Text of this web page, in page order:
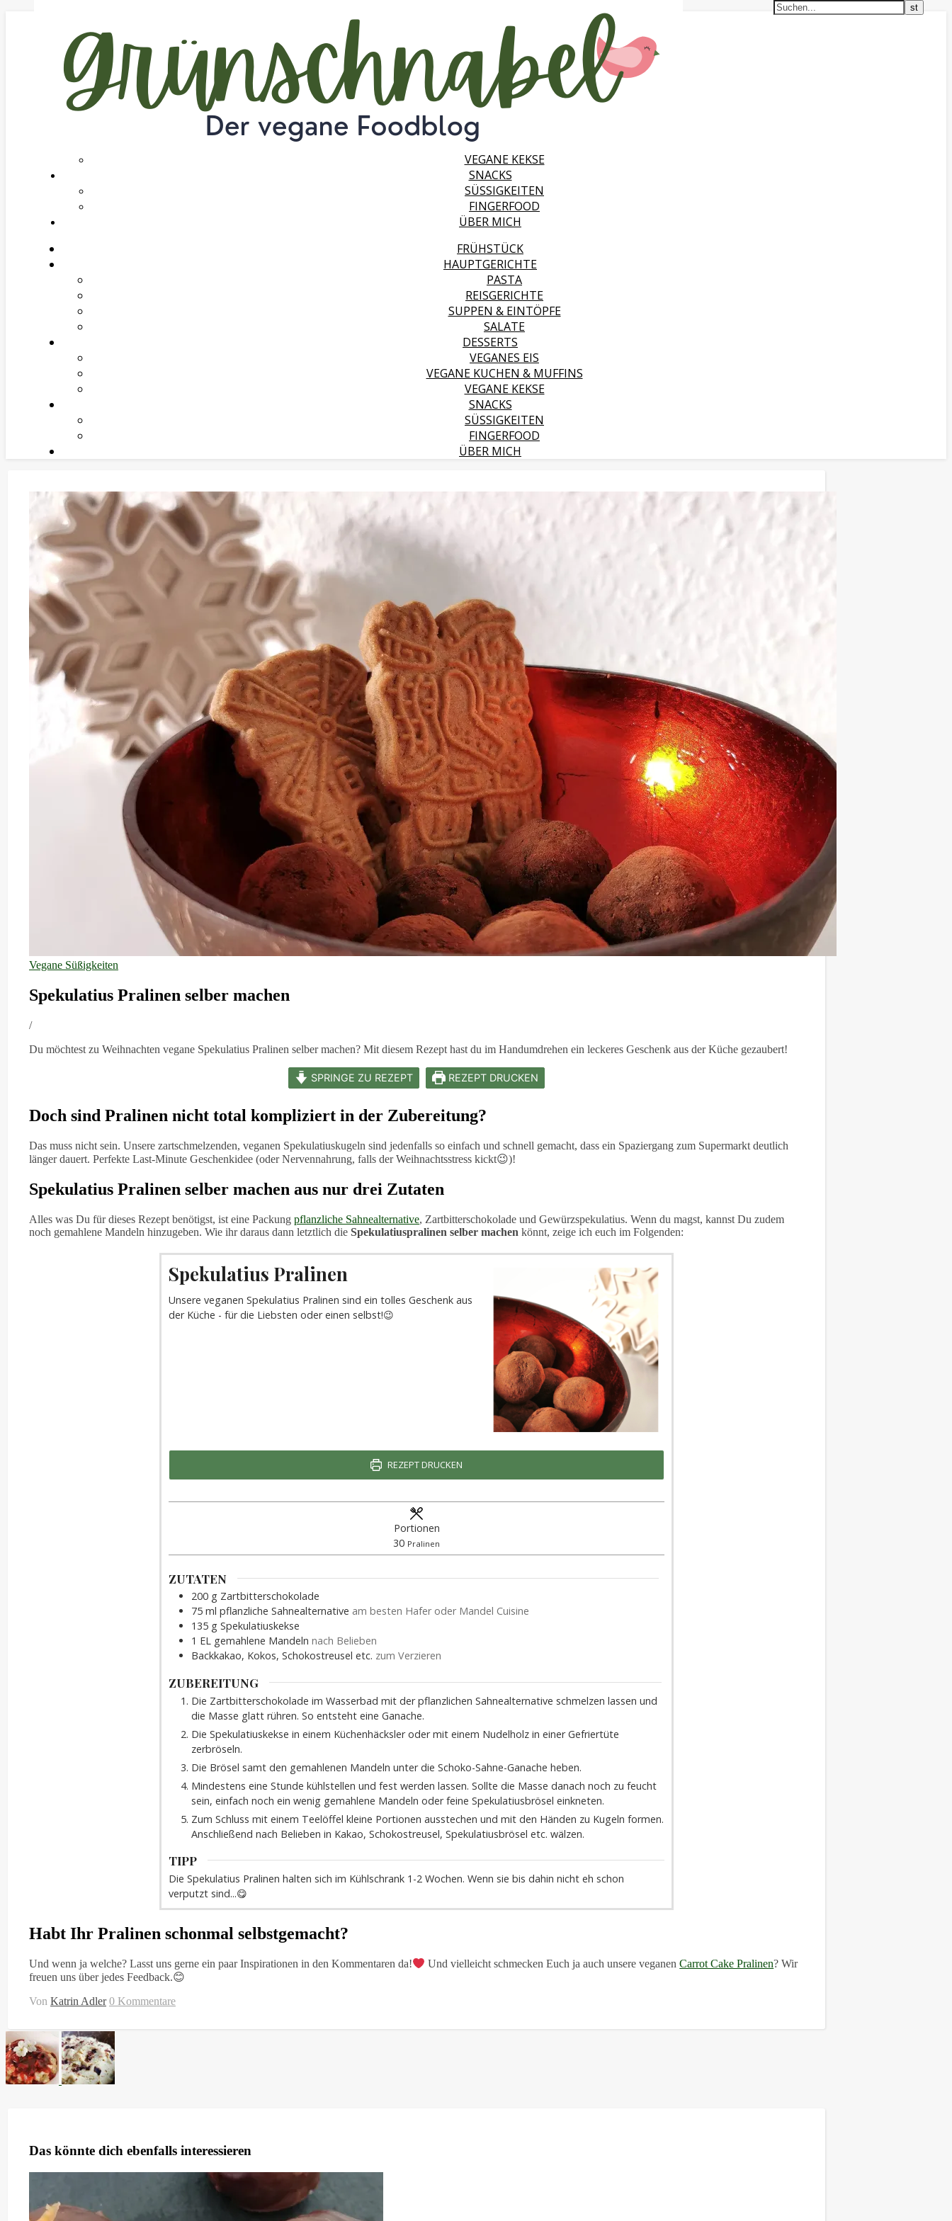
HAUPTGERICHTE
PASTA
REISGERICHTE
SUPPEN & EINTÖPFE
SALATE
DESSERTS
VEGANES EIS
VEGANE KUCHEN & MUFFINS
VEGANE KEKSE
SNACKS
SÜSSIGKEITEN
FINGERFOOD
ÜBER MICH
FRÜHSTÜCK
HAUPTGERICHTE
PASTA
REISGERICHTE
SUPPEN & EINTÖPFE
SALATE
DESSERTS
VEGANES EIS
VEGANE KUCHEN & MUFFINS
VEGANE KEKSE
SNACKS
SÜSSIGKEITEN
FINGERFOOD
ÜBER MICH
Vegane Süßigkeiten
Spekulatius Pralinen selber machen
/
Du möchtest zu Weihnachten vegane Spekulatius Pralinen selber machen? Mit diesem Rezept hast du im Handumdrehen ein leckeres Geschenk aus der Küche gezaubert!
SPRINGE ZU REZEPT REZEPT DRUCKEN
Doch sind Pralinen nicht total kompliziert in der Zubereitung?
Das muss nicht sein. Unsere zartschmelzenden, veganen Spekulatiuskugeln sind jedenfalls so einfach und schnell gemacht, dass ein Spaziergang zum Supermarkt deutlich
länger dauert. Perfekte Last-Minute Geschenkidee (oder Nervennahrung, falls der Weihnachtsstress kickt😉)!
Spekulatius Pralinen selber machen aus nur drei Zutaten
Alles was Du für dieses Rezept benötigst, ist eine Packung pflanzliche Sahnealternative, Zartbitterschokolade und Gewürzspekulatius. Wenn du magst, kannst Du zudem
noch gemahlene Mandeln hinzugeben. Wie ihr daraus dann letztlich die Spekulatiuspralinen selber machen könnt, zeige ich euch im Folgenden:
Spekulatius Pralinen
Unsere veganen Spekulatius Pralinen sind ein tolles Geschenk aus
der Küche - für die Liebsten oder einen selbst!😉
REZEPT DRUCKEN
Portionen
30 Pralinen
ZUTATEN
200 g Zartbitterschokolade
75 ml pflanzliche Sahnealternative am besten Hafer oder Mandel Cuisine
135 g Spekulatiuskekse
1 EL gemahlene Mandeln nach Belieben
Backkakao, Kokos, Schokostreusel etc. zum Verzieren
ZUBEREITUNG
Die Zartbitterschokolade im Wasserbad mit der pflanzlichen Sahnealternative schmelzen lassen und
die Masse glatt rühren. So entsteht eine Ganache.
Die Spekulatiuskekse in einem Küchenhäcksler oder mit einem Nudelholz in einer Gefriertüte
zerbröseln.
Die Brösel samt den gemahlenen Mandeln unter die Schoko-Sahne-Ganache heben.
Mindestens eine Stunde kühlstellen und fest werden lassen. Sollte die Masse danach noch zu feucht
sein, einfach noch ein wenig gemahlene Mandeln oder feine Spekulatiusbrösel einkneten.
Zum Schluss mit einem Teelöffel kleine Portionen ausstechen und mit den Händen zu Kugeln formen.
Anschließend nach Belieben in Kakao, Schokostreusel, Spekulatiusbrösel etc. wälzen.
TIPP
Die Spekulatius Pralinen halten sich im Kühlschrank 1-2 Wochen. Wenn sie bis dahin nicht eh schon
verputzt sind...😋
Habt Ihr Pralinen schonmal selbstgemacht?
Und wenn ja welche? Lasst uns gerne ein paar Inspirationen in den Kommentaren da! Und vielleicht schmecken Euch ja auch unsere veganenCarrot Cake Pralinen? Wir
freuen uns über jedes Feedback.😊
Von Katrin Adler 0 Kommentare
Das könnte dich ebenfalls interessieren